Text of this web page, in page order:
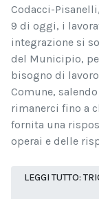
Codacci-
9 di oggi, i
integrazione si
del Municipio,
bisogno di
Comune,
rimanerci fino a
fornita una
operai e delle
LEGGI TUTTO: